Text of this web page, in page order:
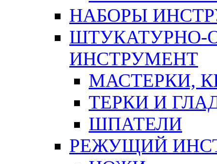
НАБОРЫ
ШТУКАТУРНО-
ИНСТРУМЕНТ
МАСТЕРКИ,
ТЕРКИ И
ШПАТЕЛИ
РЕЖУЩИЙ